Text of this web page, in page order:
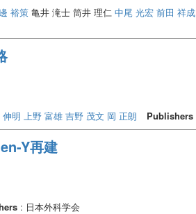
裕策 亀井 滝士 筒井 理仁 中尾 光宏 前田 祥成
明 上野 富雄 吉野 茂文 岡 正朗 Publishers
Y再建
: 日本外科学会